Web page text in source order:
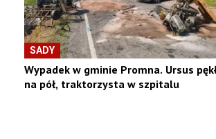
SADY
Wypadek w gminie Promna. Ursus
na pół, traktorzysta w szpitalu